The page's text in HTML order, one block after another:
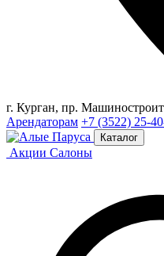
г. Курган, пр.
Арендаторам +7 (3522) 25-
Каталог
Акции Салоны